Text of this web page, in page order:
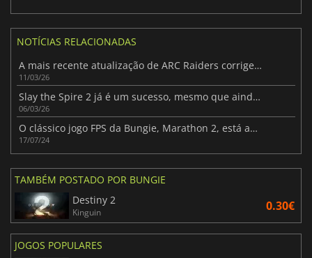
NOTÍCIAS RELACIONADAS
A mais recente atualização de ARC Raiders corrige exploits e suaviza o sistema de saque
11/03/26
Slay the Spire 2 já é um sucesso, mesmo que ainda esteja em Acesso Antecipado
06/03/26
O clássico jogo FPS da Bungie, Marathon 2, está agora disponível no Steam gratuitamente
17/07/24
TAMBÉM POSTADO POR BUNGIE
Destiny 2
Kinguin 0.30€
JOGOS POPULARES